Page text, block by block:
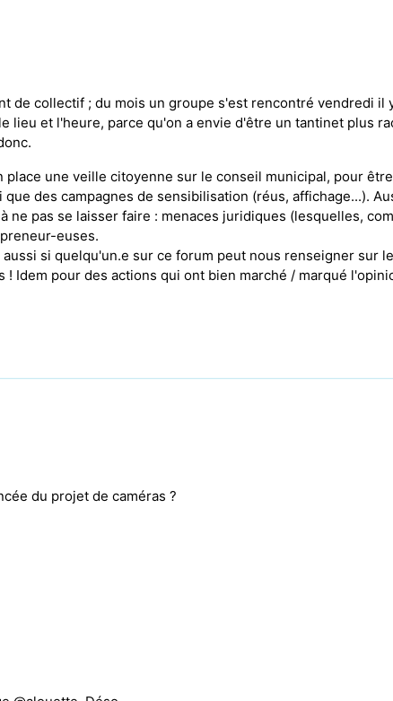
de collectif ; du mois un groupe s'est rencontré vendredi il
lieu et l'heure, parce qu'on a envie d'être un tantinet plus
une veille citoyenne sur le conseil municipal, pour
des campagnes de sensibilisation (réus, affichage...).
ne pas se laisser faire : menaces juridiques (lesquelles,
euses.
si quelqu'un.e sur ce forum peut nous renseigner sur
Idem pour des actions qui ont bien marché / marqué
du projet de caméras ?